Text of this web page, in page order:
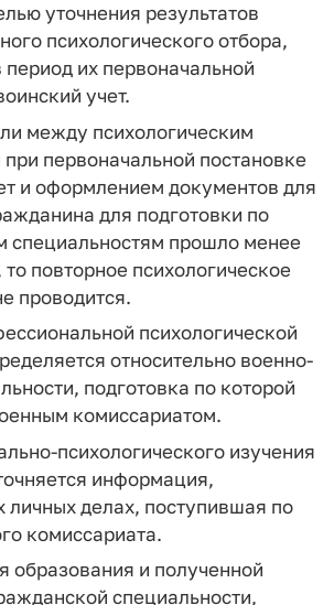
уточнения результатов
психологического отбора,
период их первоначальной
учет.
между психологическим
первоначальной постановке
и оформлением документов для
для подготовки по
специальностям прошло менее
повторное психологическое
проводится.
психологической
относительно военно-
подготовка по которой
комиссариатом.
психологического изучения
информация,
делах, поступившая по
комиссариата.
образования и полученной
специальности,